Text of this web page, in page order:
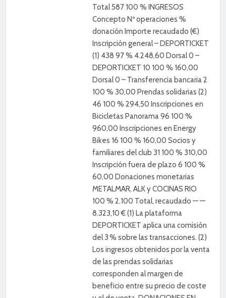
Total 587 100 % INGRESOS
Concepto Nº operaciones %
donación Importe recaudado (€)
Inscripción general – DEPORTICKET
(1) 438 97 % 4.248,60 Dorsal 0 –
DEPORTICKET 10 100 % 160,00
Dorsal 0 – Transferencia bancaria 2
100 % 30,00 Prendas solidarias (2)
46 100 % 294,50 Inscripciones en
Bicicletas Panorama 96 100 %
960,00 Inscripciones en Energy
Bikes 16 100 % 160,00 Socios y
familiares del club 31 100 % 310,00
Inscripción fuera de plazo 6 100 %
60,00 Donaciones monetarias
METALMAR, ALK y COCINAS RIO
100 % 2.100 Total, recaudado — —
8.323,10 € (1) La plataforma
DEPORTICKET aplica una comisión
del 3 % sobre las transacciones. (2)
Los ingresos obtenidos por la venta
de las prendas solidarias
corresponden al margen de
beneficio entre su precio de coste